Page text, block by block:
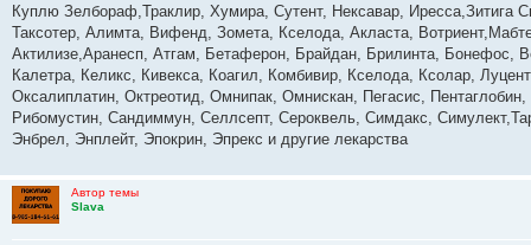
Куплю Зелбораф,Траклир, Хумира, Сутент, Нексавар, Иресса,Зитига
Таксотер, Алимта, Вифенд, Зомета, Кселода, Акласта,
Актилизе,Аранесп, Атгам, Бетаферон, Брайдан, Брилинта, Бонефос,
Калетра, Келикс, Кивекса, Коагил, Комбивир, Кселода, Ксолар,
Оксалиплатин, Октреотид, Омнипак, Омнискан, Пегасис,
Рибомустин, Сандиммун, Селлсепт, Сероквель, Симдакс,
Энбрел, Энплейт, Эпокрин, Эпрекс и другие лекарства
Автор темы
Slava